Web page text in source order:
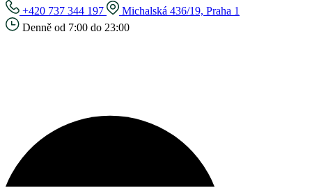
+420 737 344 197
Michalská 436/19, Praha 1
Denně od 7:00 do 23:00